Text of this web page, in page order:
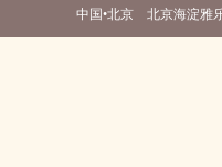
中国•北京 北京海淀雅